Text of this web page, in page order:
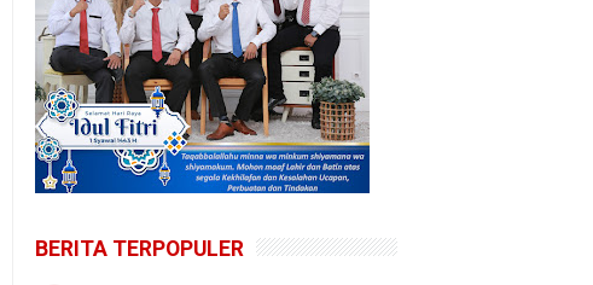
BERITA TERPOPULER